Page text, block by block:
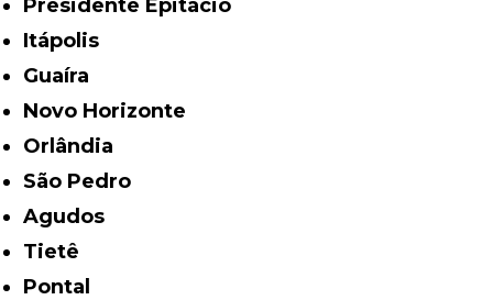
Presidente Epitácio
Itápolis
Guaíra
Novo Horizonte
Orlândia
São Pedro
Agudos
Tietê
Pontal